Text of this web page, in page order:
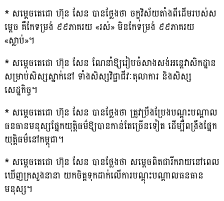
* សម្តេចតេជោ ហ៊ុន សែន បានថ្លែងថា ចក្ខុវិស័យតាំងពីដើមរបស់ស
ម្តេច គឺកែទម្រង់ ៩៩ភាគរយ «រស់» មិនកែទម្រង់ ៩៩ភាគរយ
«ស្លាប់»។
* សម្តេចតេជោ ហ៊ុន សែន ណែនាំឱ្យរៀបចំសាងសង់អន្តេវាសិកដ្ឋាន
សម្រាប់សិស្សស្នាក់នៅ ទាំងសិស្សវិជ្ជាជីវៈតុលាការ និងសិស្ស
សេដ្ឋកិច្ច។
* សម្តេចតេជោ ហ៊ុន សែន បានថ្លែងថា ត្រូវប្រឹងប្រែងបណ្តុះបណ្តាល
ធនធានមនុស្សផ្នែកយុត្តិធម៌ឱ្យបានកាន់តែច្រើនទៀត ដើម្បីពង្រឹងផ្នែក
យុត្តិធម៌នៅកម្ពុជា។
* សម្តេចតេជោ ហ៊ុន សែន បានថ្លែងថា សម្តេចពិតជារីករាយនៅពេល
ឃើញក្រសួងនានា យកចិត្តទុកដាក់លើការបណ្តុះបណ្តាលធនធាន
មនុស្ស។